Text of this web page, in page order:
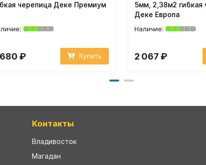
черепица Деке Премиум
₽ Купить
5мм, 2,38м2 гибкая
Деке Европа
2 067 ₽
Контакты
Владивосток
Магадан